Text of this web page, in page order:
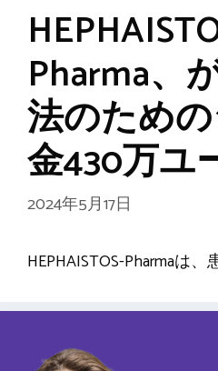
Pharma、
法のため
金430万ユ
2024年5月17日
HEPHAISTOS-Pharmaは